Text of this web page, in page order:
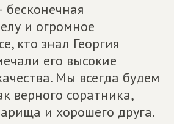
бесконечная
и огромное
кто знал Георгия
его высокие
Мы всегда будем
верного соратника,
и хорошего друга.